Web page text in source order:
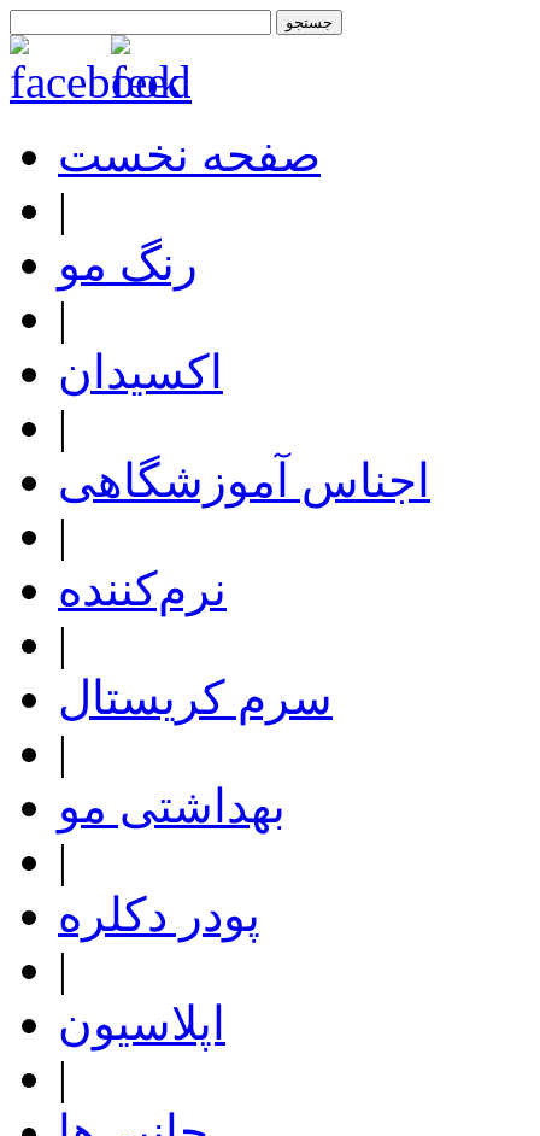
صفحه نخست
|
رنگ مو
|
اکسیدان
|
اجناس آموزشگاهی
|
نرم‌کننده
|
سرم کریستال
|
بهداشتی مو
|
پودر دکلره
|
اپلاسیون
|